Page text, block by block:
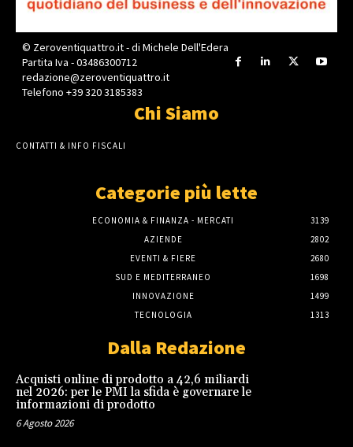
© Zeroventiquattro.it - di Michele Dell'Edera
Partita Iva - 03486300712
redazione@zeroventiquattro.it
Telefono +39 320 3185383
Chi Siamo
CONTATTI & INFO FISCALI
Categorie più lette
ECONOMIA & FINANZA - MERCATI
3139
AZIENDE
2802
EVENTI & FIERE
2680
SUD E MEDITERRANEO
1698
INNOVAZIONE
1499
TECNOLOGIA
1313
Dalla Redazione
Acquisti online di prodotto a 42,6 miliardi
nel 2026: per le PMI la sfida è governare le
informazioni di prodotto
6 Agosto 2026